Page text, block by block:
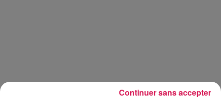
Continuer sans accepter